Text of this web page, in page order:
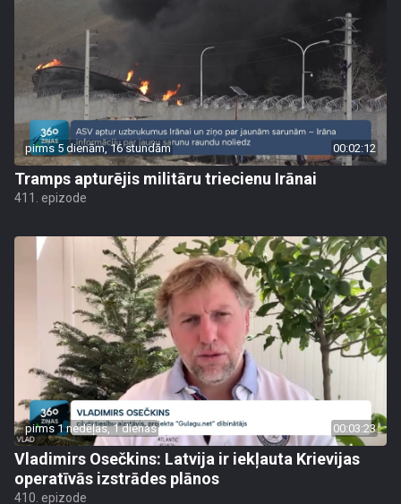
pirms 5 dienām, 16 stundām 00:02:12
Tramps apturējis militāru triecienu Irānai
411. epizode
pirms 1 nedēļas, 1 dienas 00:03:23
Vladimirs Osečkins: Latvija ir iekļauta Krievijas
operatīvās izstrādes plānos
410. epizode